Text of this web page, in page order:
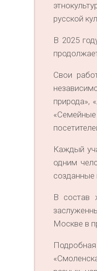
русской
В 2025
Свои
природа»,
Каждый
одним
созданные
В состав
Москве в